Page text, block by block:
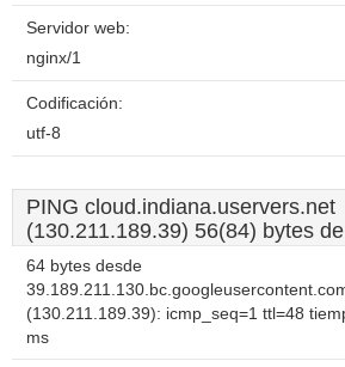
Servidor web:
nginx/1
Codificación:
utf-8
PING cloud.indiana.uservers.net
(130.211.189.39) 56(84) bytes
64 bytes desde
(130.211.189.39): icmp_seq=1 ttl=48
ms